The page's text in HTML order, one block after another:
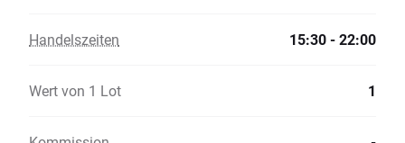
Handelszeiten 15:30 - 22:00
Wert von 1 Lot 1